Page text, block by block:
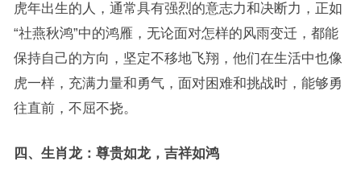
虎年出生的人，通常具有强烈的意志力和决断力，正如
“社燕秋鸿”中的鸿雁，无论面对怎样的风雨变迁，都能
保持自己的方向，坚定不移地飞翔，他们在生活中也像
虎一样，充满力量和勇气，面对困难和挑战时，能够勇
往直前，不屈不挠。
四、生肖龙：尊贵如龙，吉祥如鸿